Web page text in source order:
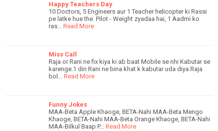
Happy Teachers Day
10 Doctors, 5 Engineers aur 1 Teacher helicopter ki Rassi
pe latke hue the. Pilot - Weight zyadaa hai, 1 Aadmi ko
ras… Read More
Miss Call
Raja or Rani ne fix kiya ki ab baat Mobile se nhi Kabutar se
karenge.1 din Rani ne bina khat k kabutar uda diya.Raja
bol… Read More
Funny Jokes
MAA-Beta Apple Khaoge, BETA-Nahi MAA-Beta Mengo
Khaoge, BETA-Nahi MAA-Beta Orange Khaoge, BETA-Nahi
MAA-Bilkul Baap P… Read More